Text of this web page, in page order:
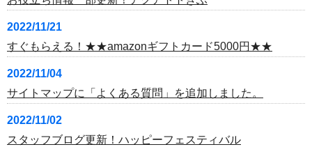
2022/11/21
すぐもらえる！★★amazonギフトカード5000円★★
2022/11/04
サイトマップに「よくある質問」を追加しました。
2022/11/02
スタッフブログ更新！ハッピーフェスティバル